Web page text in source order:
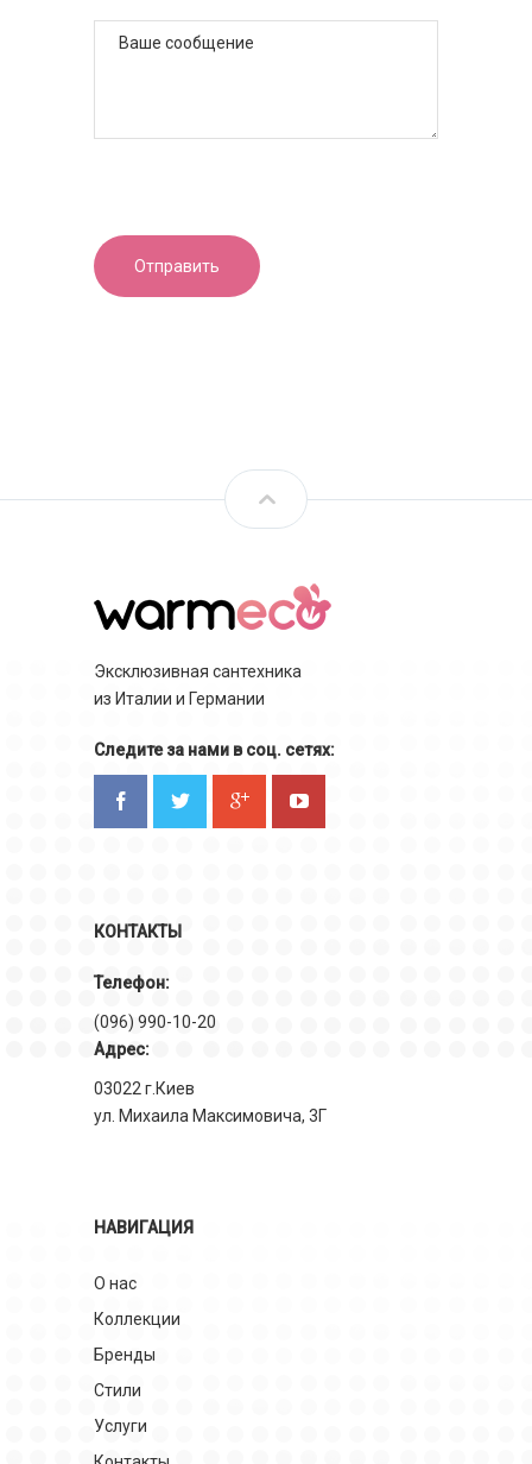
Эксклюзивная сантехника
из Италии и Германии
Следите за нами в соц. сетях:
КОНТАКТЫ
Телефон:
(096) 990-10-20
Адрес:
03022 г.Киев
ул. Михаила Максимовича, 3Г
НАВИГАЦИЯ
О нас
Коллекции
Бренды
Стили
Услуги